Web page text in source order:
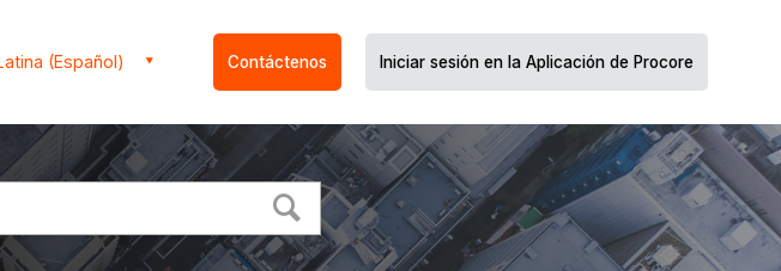
(Español) Contáctenos Iniciar sesión en la Aplicación de Procore